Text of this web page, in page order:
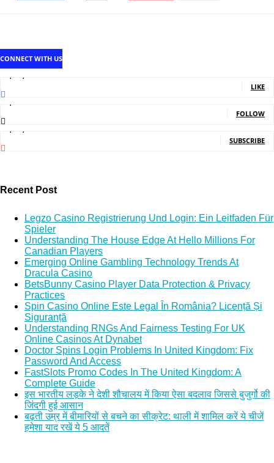
CONNECT WITH US
LIKE
FOLLOW
SUBSCRIBE
Recent Post
Legzo Casino Registrierung Und Login: Ein Leitfaden Für
Spieler
Understanding The House Edge At Hello Millions For
Canadian Players
Emerging Online Gambling Technology Trends At
Dracula Casino
BetsBunny Casino Player Data Protection & Privacy
Practices
Spin Casino Online Este Legal În România? Licență Și
Siguranță
Understanding RNGs And Fairness Testing For UK
Online Casinos At Dynabet
Doctor Spins Login Problems In United Kingdom: Fix
Password And Access
FastSlots Promo Codes In The United Kingdom: A
Complete Guide
इस भारतीय लड़के ने देशी शौचालय में किया ऐसा बदलाव जिससे बुजुर्गो की
जिंदगी हुई आसान
बढ़ती उम्र में बीमारियों से बचने का सीक्रेट: थाली में शामिल करें ये चीजें
हमेशा याद रखें ये 5 आदतें